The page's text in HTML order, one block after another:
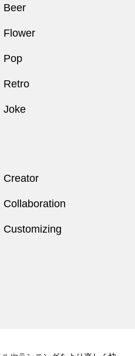
Beer
Flower
Pop
Retro
Joke
Creator
Collaboration
Customizing